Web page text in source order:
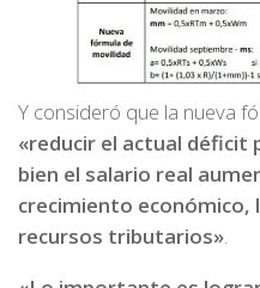
Y consideró que la nueva
«reducir el actual déficit
bien el salario real
crecimiento económico,
recursos tributarios».